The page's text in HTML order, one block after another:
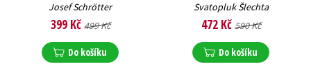
Josef Schrötter
399 Kč 499 Kč
Do košíku
Svatopluk Šlechta
472 Kč 590 Kč
Do košíku